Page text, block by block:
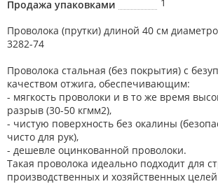
Продажа упаковками
Проволока (прутки) длиной 40 см
3282-74
Проволока стальная (без покрытия) с
качеством отжига, обеспечивающим:
- мягкость проволоки и в то же время
разрыв (30-50 кгмм2),
- чистую поверхность без окалины
чисто для рук),
- дешевле оцинкованной проволоки.
Такая проволока идеально подходит для
производственных и хозяйственных